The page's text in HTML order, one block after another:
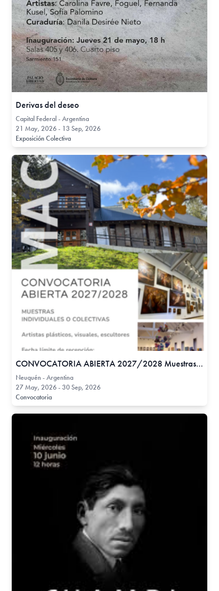
Derivas del deseo
Capital Federal - Argentina
21 May, 2026 - 13 Sep, 2026
Exposición Colectiva
CONVOCATORIA ABIERTA 2027/2028 Muestras Individuales o Colectivas
Neuquén - Argentina
27 May, 2026 - 30 Sep, 2026
Convocatoria